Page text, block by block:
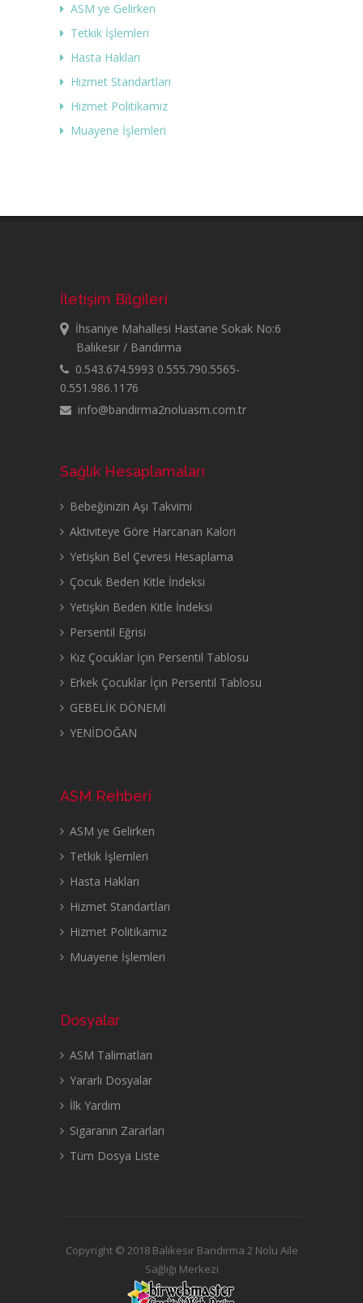
ASM ye Gelirken
Tetkik İşlemleri
Hasta Hakları
Hizmet Standartları
Hizmet Politikamız
Muayene İşlemleri
İletişim Bilgileri
İhsaniye Mahallesi Hastane Sokak No:6
Balıkesir / Bandırma
0.543.674.5993 0.555.790.5565-
0.551.986.1176
info@bandirma2noluasm.com.tr
Sağlık Hesaplamaları
Bebeğinizin Aşı Takvimi
Aktiviteye Göre Harcanan Kalori
Yetişkin Bel Çevresi Hesaplama
Çocuk Beden Kitle İndeksi
Yetişkin Beden Kitle İndeksi
Persentil Eğrisi
Kız Çocuklar İçin Persentil Tablosu
Erkek Çocuklar İçin Persentil Tablosu
GEBELİK DÖNEMİ
YENİDOĞAN
ASM Rehberi
ASM ye Gelirken
Tetkik İşlemleri
Hasta Hakları
Hizmet Standartları
Hizmet Politikamız
Muayene İşlemleri
Dosyalar
ASM Talimatları
Yararlı Dosyalar
İlk Yardım
Sigaranın Zararları
Tüm Dosya Liste
Copyright © 2018 Balıkesir Bandırma 2 Nolu Aile
Sağlığı Merkezi